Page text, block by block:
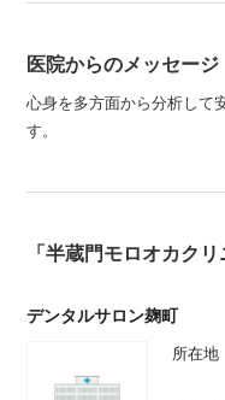
医院からのメッセージ
心身を多方面から分析して
す。
「半蔵門モロオカク
デンタルサロン麹町
所在地